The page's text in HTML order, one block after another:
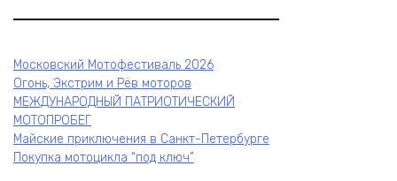
Московский Мотофестиваль 2026
Огонь, Экстрим и Рёв моторов
МЕЖДУНАРОДНЫЙ ПАТРИОТИЧЕСКИЙ
МОТОПРОБЕГ
Майские приключения в Санкт-Петербурге
Покупка мотоцикла “под ключ”